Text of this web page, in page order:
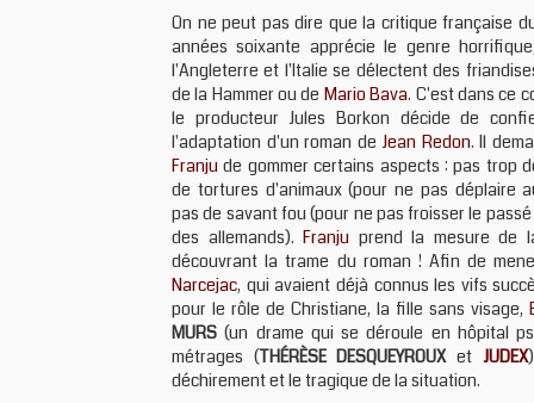
On ne peut pas dire que la critique française
années soixante apprécie le genre
l'Angleterre et l'Italie se délectent des
de la Hammer ou de Mario Bava. C'est dans ce
le producteur Jules Borkon décide de
l'adaptation d'un roman deJean Redon. Il
Franju de gommer certains aspects : pas trop
de tortures d'animaux (pour ne pas déplaire
pas de savant fou (pour ne pas froisser le
des allemands).Franju prend la mesure de
découvrant la trame du roman ! Afin de
Narcejac, qui avaient déjà connus les vifs
pour le rôle de Christiane, la fille sans visage,
MURS (un drame qui se déroule en hôpital
métrages (THÉRÈSE DESQUEYROUXet JUDEX
déchirement et le tragique de la situation.